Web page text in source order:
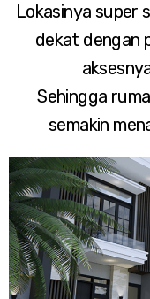
Lokasinya super
dekat dengan
Sehingga
semakin